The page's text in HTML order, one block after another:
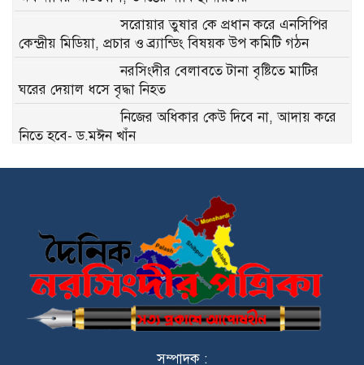
সরোয়ার তুষার কে প্রধান করে এনসিপির
কেন্দ্রীয় মিডিয়া, প্রচার ও ব্র্যান্ডিং বিষয়ক উপ কমিটি গঠন
নরসিংদীর বেলাবতে টানা বৃষ্টিতে মাটির
ঘরের দেয়াল ধসে বৃদ্ধা নিহত
নিজের অধিকার কেউ দিবে না, আদায় করে
নিতে হবে- ড.মঈন খাঁন
নাগরিক সেবা প্রদানে মাধবদী পৌরসভার
পলাশ ও ঘোড়াশালের যুবদলের কমিটি নিয়ে
বিভ্রান্তি, কেন্দ্রীয় যুবদলের সতর্কবার্তা
ইটিপি বন্ধ রেখেই চলছিল উৎপাদন,
নরসিংদীতে নাসির ডাইং কারখানাকে ২ লাখ
টাকা জরিমানা
সম্পাদক :